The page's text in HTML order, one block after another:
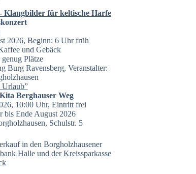
Klangbilder für keltische Harfe
2026, Beginn: 6 Uhr früh
und Gebäck
Plätze
Burg Ravensberg, Veranstalter:
Urlaub”
Berghauser Weg
10:00 Uhr, Eintritt frei
bis Ende August 2026
Schulstr. 5
in den Borgholzhausener
Halle und der Kreissparkasse